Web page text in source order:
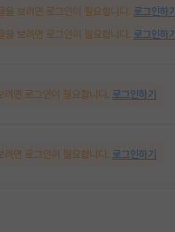
을 보려면 로그인이 필요합니다. 로그인하기
을 보려면 로그인이 필요합니다. 로그인하기
려면 로그인이 필요합니다. 로그인하기
려면 로그인이 필요합니다. 로그인하기